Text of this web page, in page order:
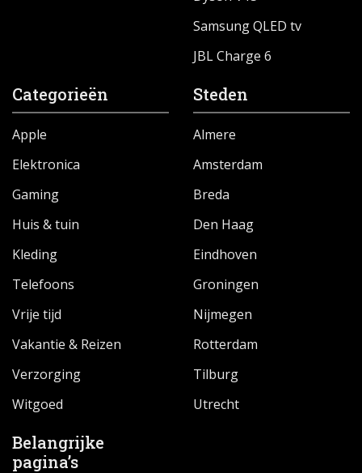
Samsung QLED tv
JBL Charge 6
Categorieën
Apple
Elektronica
Gaming
Huis & tuin
Kleding
Telefoons
Vrije tijd
Vakantie & Reizen
Verzorging
Witgoed
Steden
Almere
Amsterdam
Breda
Den Haag
Eindhoven
Groningen
Nijmegen
Rotterdam
Tilburg
Utrecht
Belangrijke
pagina’s